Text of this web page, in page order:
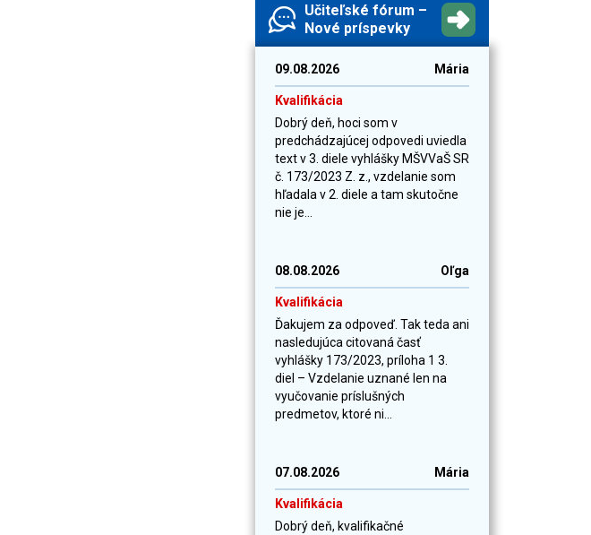
Učiteľské fórum –
Nové príspevky
09.08.2026 Mária
Kvalifikácia
Dobrý deň, hoci som v
predchádzajúcej odpovedi uviedla
text v 3. diele vyhlášky MŠVVaŠ SR
č. 173/2023 Z. z., vzdelanie som
hľadala v 2. diele a tam skutočne
nie je...
08.08.2026 Oľga
Kvalifikácia
Ďakujem za odpoveď. Tak teda ani
nasledujúca citovaná časť
vyhlášky 173/2023, príloha 1 3.
diel – Vzdelanie uznané len na
vyučovanie príslušných
predmetov, ktoré ni...
07.08.2026 Mária
Kvalifikácia
Dobrý deň, kvalifikačné